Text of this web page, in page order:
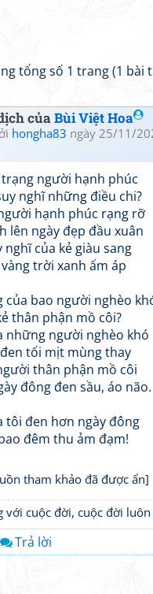
tổng số 1 trang (1 bài
củaBùi Việt Hoa
hongha83 ngày 25/11/
người hạnh phúc
nghĩ những điều chi?
hạnh phúc rạng rỡ
lên ngày đẹp đầu xuân
của kẻ giàu sang
trời xanh ấm áp
của bao người nghèo
thân phận mồ côi?
những người nghèo khó
tối mịt mùng thay
thân phận mồ côi
đông đen sầu, áo não.
tôi đen hơn ngày đông
đêm thu ảm đạm!
tham khảo đã được ẩn]
với cuộc đời, cuộc đời
Trả lời